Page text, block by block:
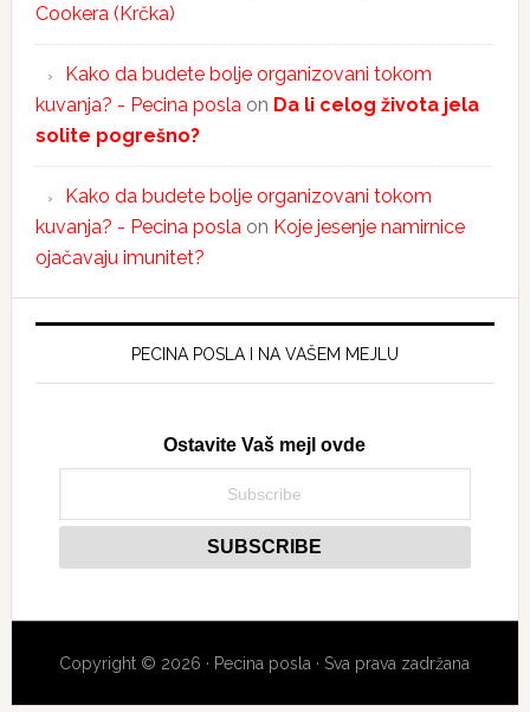
Cookera (Krčka)
Kako da budete bolje organizovani tokom
kuvanja? - Pecina poslaon Da li celog života jela
solite pogrešno?
Kako da budete bolje organizovani tokom
kuvanja? - Pecina poslaon Koje jesenje namirnice
ojačavaju imunitet?
PECINA POSLA I NA VAŠEM MEJLU
Ostavite Vaš mejl ovde
Copyright © 2026 · Pecina posla · Sva prava zadržana